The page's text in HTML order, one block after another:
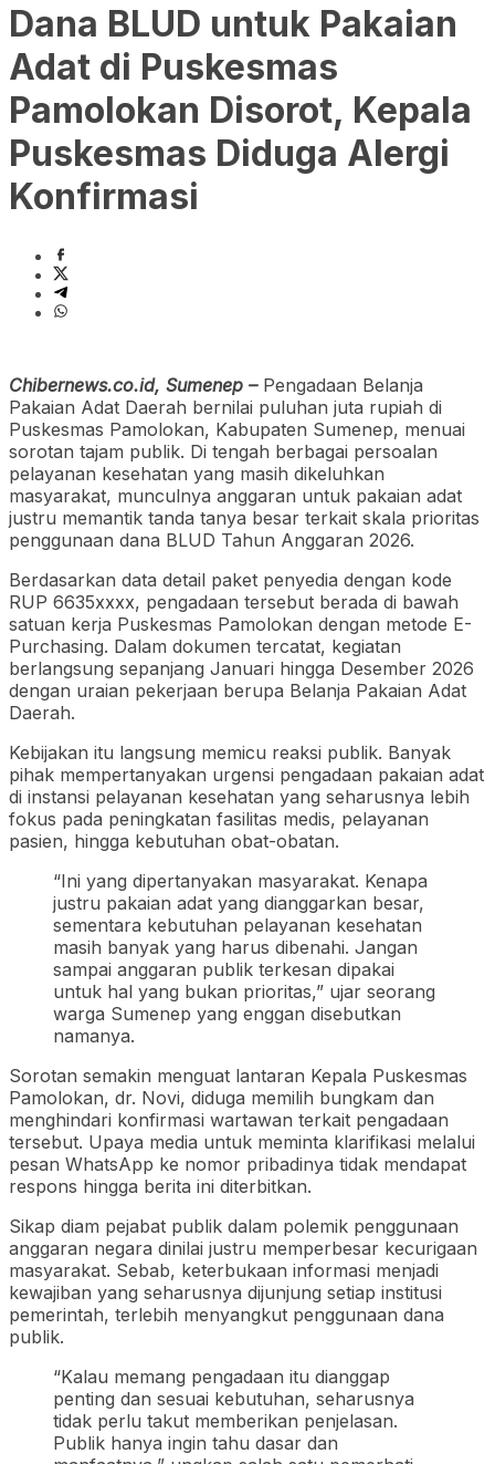
Dana BLUD untuk Pakaian
Adat di Puskesmas
Pamolokan Disorot, Kepala
Puskesmas Diduga Alergi
Konfirmasi
Chibernews.co.id, Sumenep –Pengadaan Belanja
Pakaian Adat Daerah bernilai puluhan juta rupiah di
Puskesmas Pamolokan, Kabupaten Sumenep, menuai
sorotan tajam publik. Di tengah berbagai persoalan
pelayanan kesehatan yang masih dikeluhkan
masyarakat, munculnya anggaran untuk pakaian adat
justru memantik tanda tanya besar terkait skala prioritas
penggunaan dana BLUD Tahun Anggaran 2026.
Berdasarkan data detail paket penyedia dengan kode
RUP 6635xxxx, pengadaan tersebut berada di bawah
satuan kerja Puskesmas Pamolokan dengan metode E-
Purchasing. Dalam dokumen tercatat, kegiatan
berlangsung sepanjang Januari hingga Desember 2026
dengan uraian pekerjaan berupa Belanja Pakaian Adat
Daerah.
Kebijakan itu langsung memicu reaksi publik. Banyak
pihak mempertanyakan urgensi pengadaan pakaian adat
di instansi pelayanan kesehatan yang seharusnya lebih
fokus pada peningkatan fasilitas medis, pelayanan
pasien, hingga kebutuhan obat-obatan.
“Ini yang dipertanyakan masyarakat. Kenapa
justru pakaian adat yang dianggarkan besar,
sementara kebutuhan pelayanan kesehatan
masih banyak yang harus dibenahi. Jangan
sampai anggaran publik terkesan dipakai
untuk hal yang bukan prioritas,” ujar seorang
warga Sumenep yang enggan disebutkan
namanya.
Sorotan semakin menguat lantaran Kepala Puskesmas
Pamolokan, dr. Novi, diduga memilih bungkam dan
menghindari konfirmasi wartawan terkait pengadaan
tersebut. Upaya media untuk meminta klarifikasi melalui
pesan WhatsApp ke nomor pribadinya tidak mendapat
respons hingga berita ini diterbitkan.
Sikap diam pejabat publik dalam polemik penggunaan
anggaran negara dinilai justru memperbesar kecurigaan
masyarakat. Sebab, keterbukaan informasi menjadi
kewajiban yang seharusnya dijunjung setiap institusi
pemerintah, terlebih menyangkut penggunaan dana
publik.
“Kalau memang pengadaan itu dianggap
penting dan sesuai kebutuhan, seharusnya
tidak perlu takut memberikan penjelasan.
Publik hanya ingin tahu dasar dan